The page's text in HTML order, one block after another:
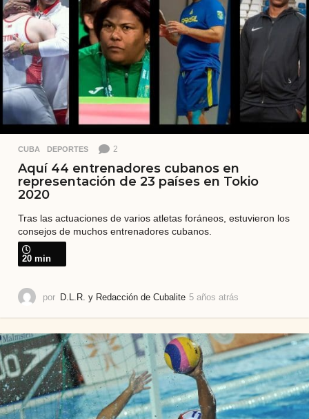
r
á
s
CUBA ,DEPORTES 2
Aquí 44 entrenadores cubanos en
representación de 23 países en Tokio
2020
Tras las actuaciones de varios atletas foráneos, estuvieron los
consejos de muchos entrenadores cubanos.
20 min
por D.L.R. y Redacción de Cubalite 5 años atrás
o
s
a
t
r
á
s